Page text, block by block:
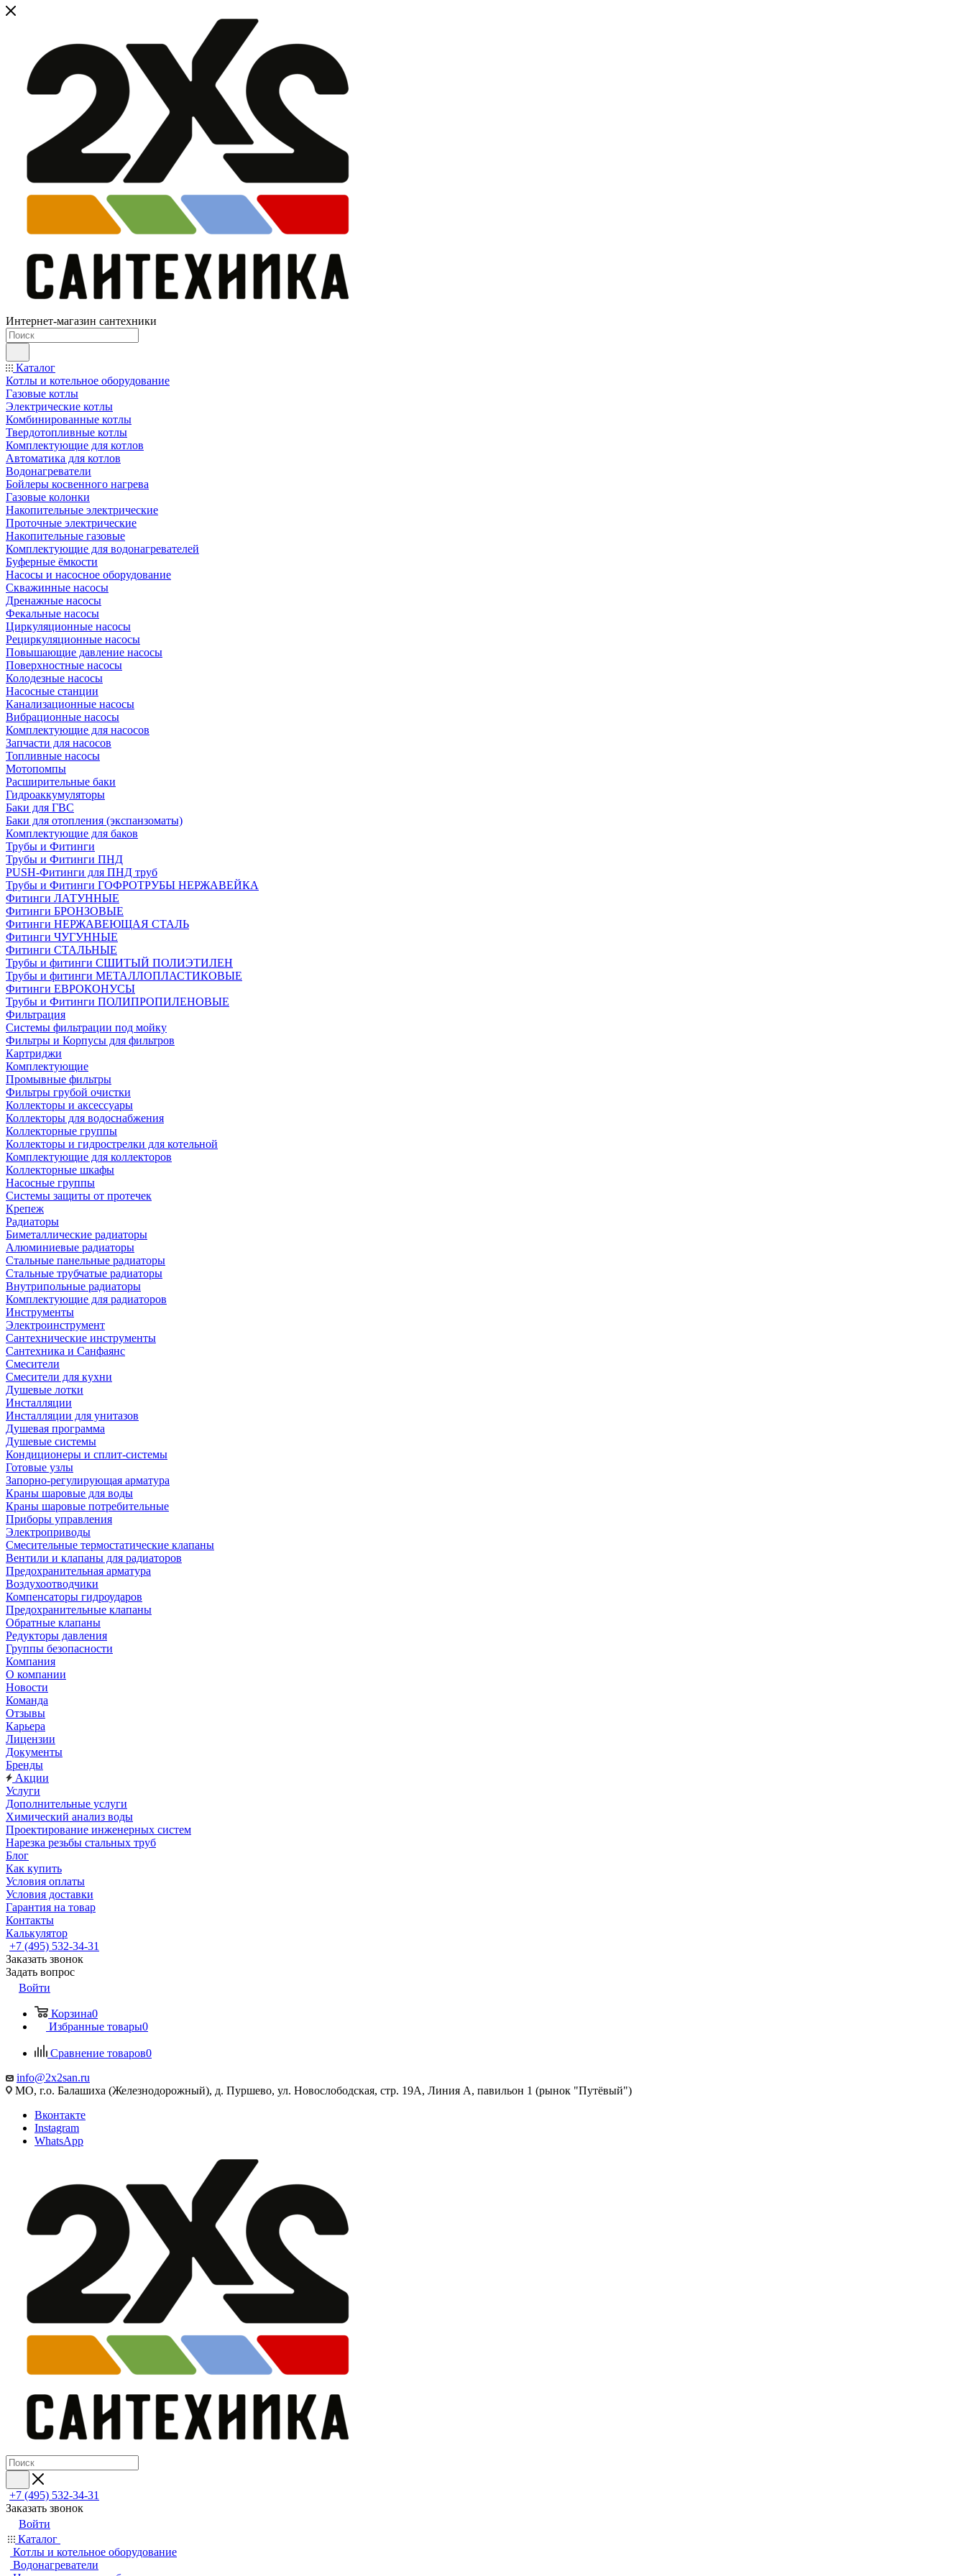
Интернет-магазин сантехники
Каталог
Котлы и котельное оборудование
Газовые котлы
Электрические котлы
Комбинированные котлы
Твердотопливные котлы
Комплектующие для котлов
Автоматика для котлов
Водонагреватели
Бойлеры косвенного нагрева
Газовые колонки
Накопительные электрические
Проточные электрические
Накопительные газовые
Комплектующие для водонагревателей
Буферные ёмкости
Насосы и насосное оборудование
Скважинные насосы
Дренажные насосы
Фекальные насосы
Циркуляционные насосы
Рециркуляционные насосы
Повышающие давление насосы
Поверхностные насосы
Колодезные насосы
Насосные станции
Канализационные насосы
Вибрационные насосы
Комплектующие для насосов
Запчасти для насосов
Топливные насосы
Мотопомпы
Расширительные баки
Гидроаккумуляторы
Баки для ГВС
Баки для отопления (экспанзоматы)
Комплектующие для баков
Трубы и Фитинги
Трубы и Фитинги ПНД
PUSH-Фитинги для ПНД труб
Трубы и Фитинги ГОФРОТРУБЫ НЕРЖАВЕЙКА
Фитинги ЛАТУННЫЕ
Фитинги БРОНЗОВЫЕ
Фитинги НЕРЖАВЕЮЩАЯ СТАЛЬ
Фитинги ЧУГУННЫЕ
Фитинги СТАЛЬНЫЕ
Трубы и фитинги СШИТЫЙ ПОЛИЭТИЛЕН
Трубы и фитинги МЕТАЛЛОПЛАСТИКОВЫЕ
Фитинги ЕВРОКОНУСЫ
Трубы и Фитинги ПОЛИПРОПИЛЕНОВЫЕ
Фильтрация
Системы фильтрации под мойку
Фильтры и Корпусы для фильтров
Картриджи
Комплектующие
Промывные фильтры
Фильтры грубой очистки
Коллекторы и аксессуары
Коллекторы для водоснабжения
Коллекторные группы
Коллекторы и гидрострелки для котельной
Комплектующие для коллекторов
Коллекторные шкафы
Насосные группы
Системы защиты от протечек
Крепеж
Радиаторы
Биметаллические радиаторы
Алюминиевые радиаторы
Стальные панельные радиаторы
Стальные трубчатые радиаторы
Внутрипольные радиаторы
Комплектующие для радиаторов
Инструменты
Электроинструмент
Сантехнические инструменты
Сантехника и Санфаянс
Смесители
Смесители для кухни
Душевые лотки
Инсталляции
Инсталляции для унитазов
Душевая программа
Душевые системы
Кондиционеры и сплит-системы
Готовые узлы
Запорно-регулирующая арматура
Краны шаровые для воды
Краны шаровые потребительные
Приборы управления
Электроприводы
Смесительные термостатические клапаны
Вентили и клапаны для радиаторов
Предохранительная арматура
Воздухоотводчики
Компенсаторы гидроударов
Предохранительные клапаны
Обратные клапаны
Редукторы давления
Группы безопасности
Компания
О компании
Новости
Команда
Отзывы
Карьера
Лицензии
Документы
Бренды
Акции
Услуги
Дополнительные услуги
Химический анализ воды
Проектирование инженерных систем
Нарезка резьбы стальных труб
Блог
Как купить
Условия оплаты
Условия доставки
Гарантия на товар
Контакты
Калькулятор
+7 (495) 532‑34‑31
Заказать звонок
Задать вопрос
Войти
Корзина0
Избранные товары0
Сравнение товаров0
info@2x2san.ru
МО, г.о. Балашиха (Железнодорожный), д. Пуршево, ул. Новослободская, стр. 19А, Линия А, павильон 1 (рынок "Путёвый")
Вконтакте
Instagram
WhatsApp
+7 (495) 532‑34‑31
Заказать звонок
Войти
Каталог
Котлы и котельное оборудование
Водонагреватели